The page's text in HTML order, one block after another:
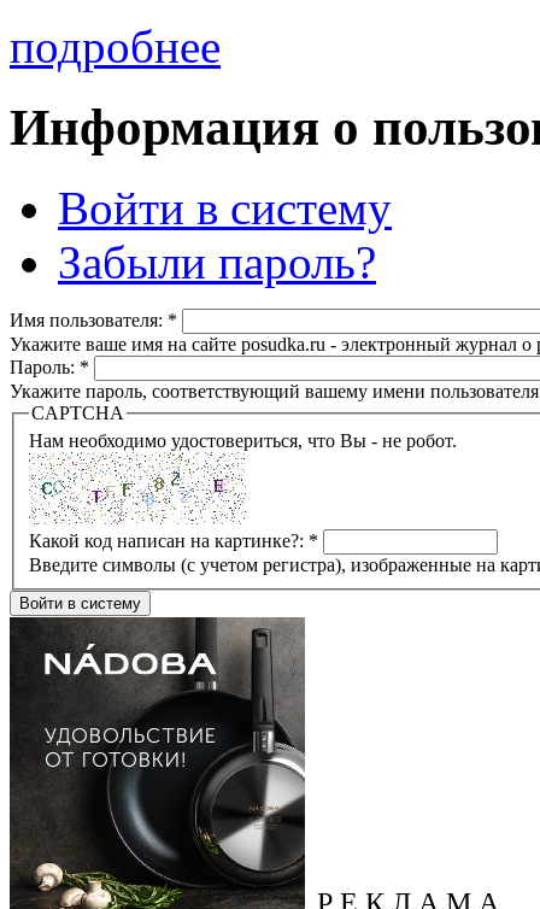
подробнее
Информация о
Войти в систему
Забыли пароль?
Имя пользователя: *
Укажите ваше имя на сайте posudka.ru - электронный журнал
Пароль: *
Укажите пароль, соответствующий вашему имени
CAPTCHA
Нам необходимо удостовериться, что Вы - не робот.
Какой код написан на картинке?: *
Введите символы (с учетом регистра), изображенные на